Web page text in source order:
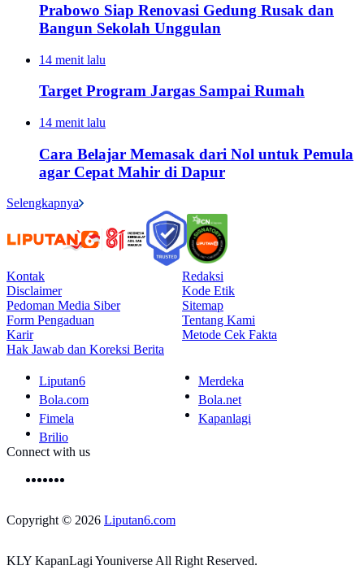
Prabowo Siap Renovasi Gedung Rusak dan
Bangun Sekolah Unggulan
14 menit lalu
Target Program Jargas Sampai Rumah
14 menit lalu
Cara Belajar Memasak dari Nol untuk Pemula
agar Cepat Mahir di Dapur
Selengkapnya
Kontak
Redaksi
Disclaimer
Kode Etik
Pedoman Media Siber
Sitemap
Form Pengaduan
Tentang Kami
Karir
Metode Cek Fakta
Hak Jawab dan Koreksi Berita
Liputan6
Merdeka
Bola.com
Bola.net
Fimela
Kapanlagi
Brilio
Connect with us
Copyright © 2026 Liputan6.com
KLY KapanLagi Youniverse All Right Reserved.